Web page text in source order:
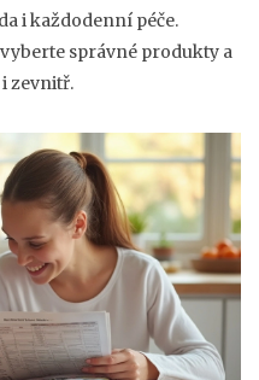
i každodenní péče.
správné produkty a
zevnitř.